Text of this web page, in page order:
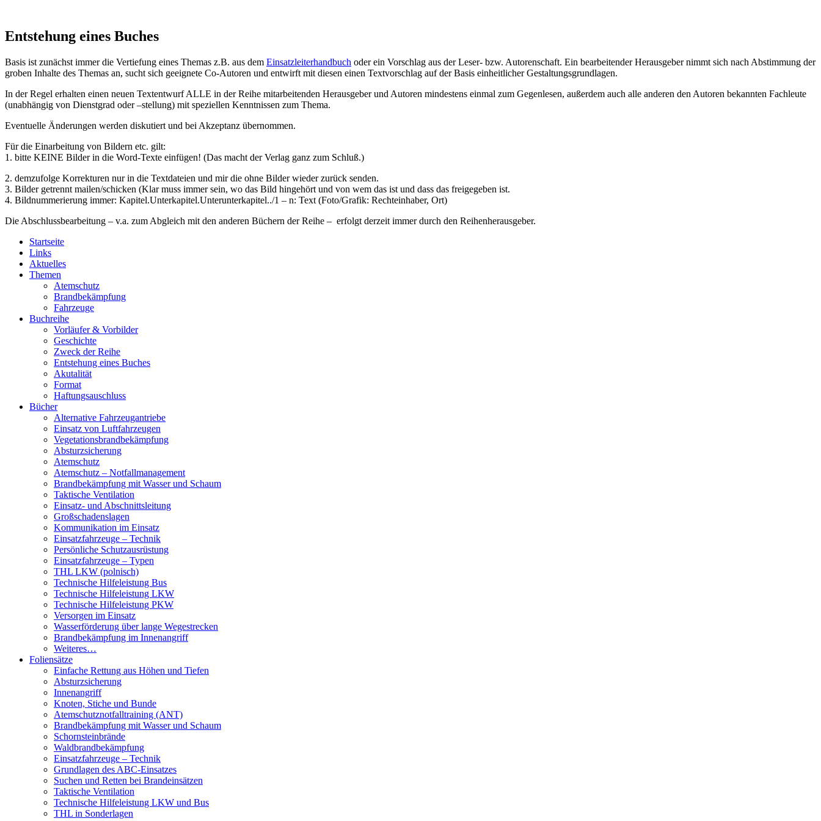
Entstehung eines Buches
Basis ist zunächst immer die Vertiefung eines Themas z.B. aus dem Einsatzleiterhandbuch oder ein Vorschlag aus der Leser- bzw. Autorenschaft. Ein bearbeitender Herausgeber nimmt sich nach Abstimmung der
groben Inhalte des Themas an, sucht sich geeignete Co-Autoren und entwirft mit diesen einen Textvorschlag auf der Basis einheitlicher Gestaltungsgrundlagen.
In der Regel erhalten einen neuen Textentwurf ALLE in der Reihe mitarbeitenden Herausgeber und Autoren mindestens einmal zum Gegenlesen, außerdem auch alle anderen den Autoren bekannten Fachleute
(unabhängig von Dienstgrad oder –stellung) mit speziellen Kenntnissen zum Thema.
Eventuelle Änderungen werden diskutiert und bei Akzeptanz übernommen.
Für die Einarbeitung von Bildern etc. gilt:
1. bitte KEINE Bilder in die Word-Texte einfügen! (Das macht der Verlag ganz zum Schluß.)
2. demzufolge Korrekturen nur in die Textdateien und mir die ohne Bilder wieder zurück senden.
3. Bilder getrennt mailen/schicken (Klar muss immer sein, wo das Bild hingehört und von wem das ist und dass das freigegeben ist.
4. Bildnummerierung immer: Kapitel.Unterkapitel.Unterunterkapitel../1 – n: Text (Foto/Grafik: Rechteinhaber, Ort)
Die Abschlussbearbeitung – v.a. zum Abgleich mit den anderen Büchern der Reihe – erfolgt derzeit immer durch den Reihenherausgeber.
Startseite
Links
Aktuelles
Themen
Atemschutz
Brandbekämpfung
Fahrzeuge
Buchreihe
Vorläufer & Vorbilder
Geschichte
Zweck der Reihe
Entstehung eines Buches
Akutalität
Format
Haftungsauschluss
Bücher
Alternative Fahrzeugantriebe
Einsatz von Luftfahrzeugen
Vegetationsbrandbekämpfung
Absturzsicherung
Atemschutz
Atemschutz – Notfallmanagement
Brandbekämpfung mit Wasser und Schaum
Taktische Ventilation
Einsatz- und Abschnittsleitung
Großschadenslagen
Kommunikation im Einsatz
Einsatzfahrzeuge – Technik
Persönliche Schutzausrüstung
Einsatzfahrzeuge – Typen
THL LKW (polnisch)
Technische Hilfeleistung Bus
Technische Hilfeleistung LKW
Technische Hilfeleistung PKW
Versorgen im Einsatz
Wasserförderung über lange Wegestrecken
Brandbekämpfung im Innenangriff
Weiteres…
Foliensätze
Einfache Rettung aus Höhen und Tiefen
Absturzsicherung
Innenangriff
Knoten, Stiche und Bunde
Atemschutznotfalltraining (ANT)
Brandbekämpfung mit Wasser und Schaum
Schornsteinbrände
Waldbrandbekämpfung
Einsatzfahrzeuge – Technik
Grundlagen des ABC-Einsatzes
Suchen und Retten bei Brandeinsätzen
Taktische Ventilation
Technische Hilfeleistung LKW und Bus
THL in Sonderlagen